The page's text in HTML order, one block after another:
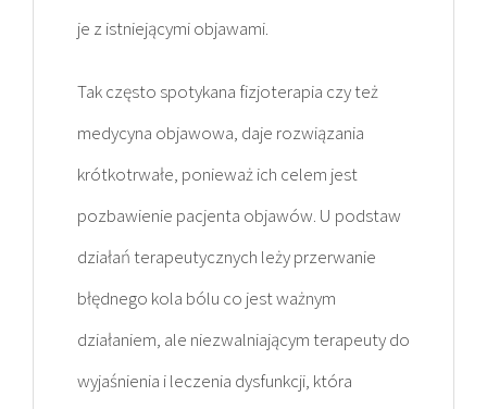
je z istniejącymi objawami.
Tak często spotykana fizjoterapia czy też
medycyna objawowa, daje rozwiązania
krótkotrwałe, ponieważ ich celem jest
pozbawienie pacjenta objawów. U podstaw
działań terapeutycznych leży przerwanie
błędnego kola bólu co jest ważnym
działaniem, ale niezwalniającym terapeuty do
wyjaśnienia i leczenia dysfunkcji, która